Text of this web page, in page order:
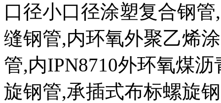
口径小口径涂塑复合钢
缝钢管,内环氧外聚乙烯
管,内IPN8710外环氧煤
旋钢管,承插式布标螺旋